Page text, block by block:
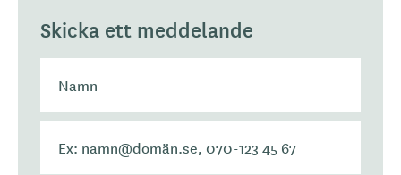
Skicka ett meddelande